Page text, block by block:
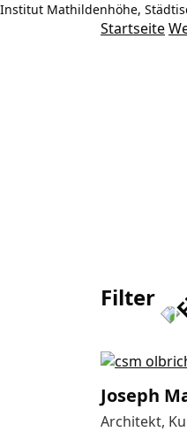
Institut Mathildenhöhe,
Startseite
Filter
Joseph
Architekt,